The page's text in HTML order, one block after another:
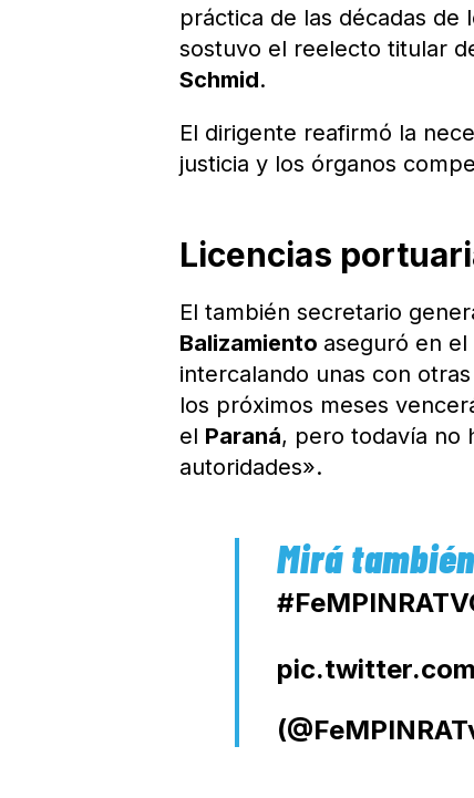
práctica de las décadas de
sostuvo el reelecto titular
Schmid.
El dirigente reafirmó la
justicia y los órganos
Licencias
El también secretario
Balizamiento aseguró en
intercalando unas con
los próximos meses
el Paraná, pero todavía no
autoridades».